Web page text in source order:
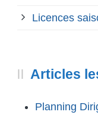
Licences
Articles
Planning